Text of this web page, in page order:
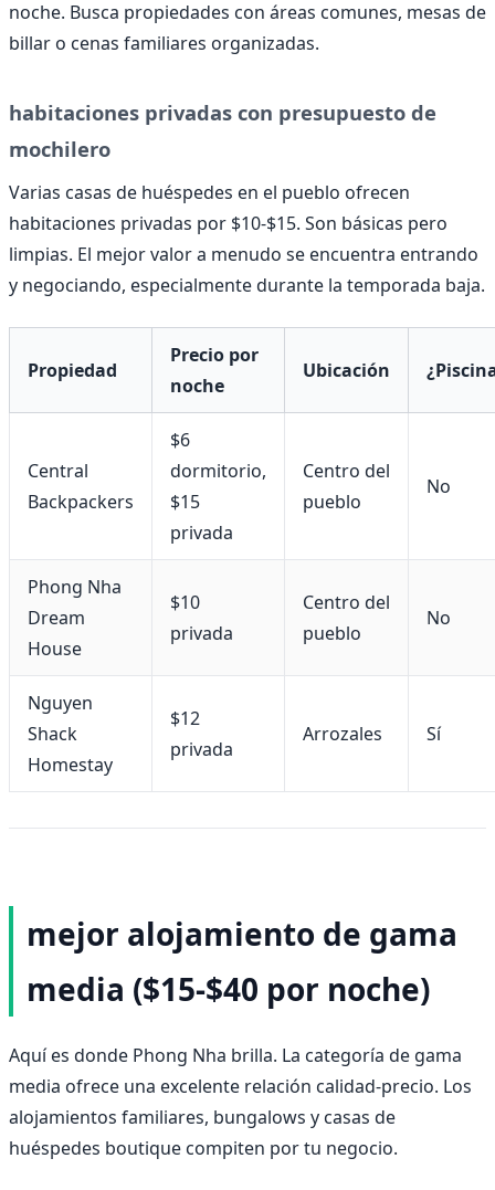
noche. Busca propiedades con áreas comunes, mesas de
billar o cenas familiares organizadas.
habitaciones privadas con presupuesto de
mochilero
Varias casas de huéspedes en el pueblo ofrecen
habitaciones privadas por $10-$15. Son básicas pero
limpias. El mejor valor a menudo se encuentra entrando
y negociando, especialmente durante la temporada baja.
Propiedad
Precio por
noche
Ubicación
Central
Backpackers
$6
dormitorio,
$15
privada
Centro del
pueblo
No
Phong Nha
Dream
House
$10
privada
Centro del
pueblo
No
Nguyen
Shack
Homestay
$12
privada
Arrozales Sí
mejor alojamiento de gama
media ($15-$40 por noche)
Aquí es donde Phong Nha brilla. La categoría de gama
media ofrece una excelente relación calidad-precio. Los
alojamientos familiares, bungalows y casas de
huéspedes boutique compiten por tu negocio.